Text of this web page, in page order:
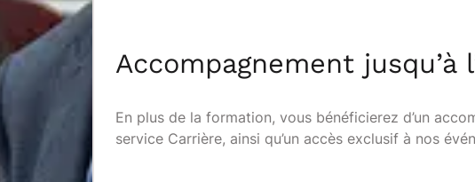
Accompagnement jusqu’à
En plus de la formation, vous bénéficierez d’un
service Carrière, ainsi qu’un accès exclusif à nos